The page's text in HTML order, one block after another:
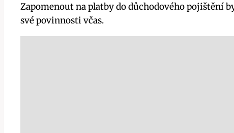
Zapomenout na platby do důchodového pojištění
své povinnosti včas.